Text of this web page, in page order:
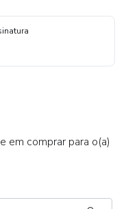
em comprar para o(a)